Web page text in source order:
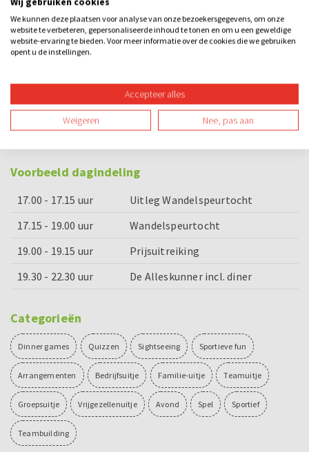
Enthousiaste begeleiding
Prijs voor het winnende team
Bijzonderheden
De Alleskunner is ook in het Engels mogelijk, geef dit
bij je reservering aan.
Voorbeeld dagindeling
17.00 - 17.15 uur
Uitleg Wandelspeurtocht
17.15 - 19.00 uur
Wandelspeurtocht
19.00 - 19.15 uur
Prijsuitreiking
19.30 - 22.30 uur
De Alleskunner incl. diner
Categorieën
Dinner games Quizzen Sightseeing Sportieve fun
Arrangementen Bedrijfsuitje Familie-uitje Teamuitje
Groepsuitje Vrijgezellenuitje Avond Spel Sportief
Teambuilding
We kunnen deze plaatsen voor analyse van onze bezoekersgegevens, om onze
website te verbeteren, gepersonaliseerde inhoud te tonen en om u een geweldige
website-ervaring te bieden. Voor meer informatie over de cookies die we gebruiken
opent u de instellingen.
Accepteer alles
Weigeren Nee, pas aan